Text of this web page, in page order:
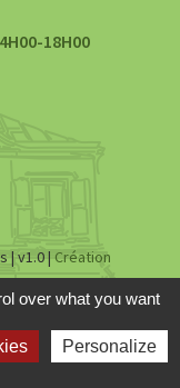
18H00
| v1.0 | Création
Politique de
confidentialité
over what you want
Personalize